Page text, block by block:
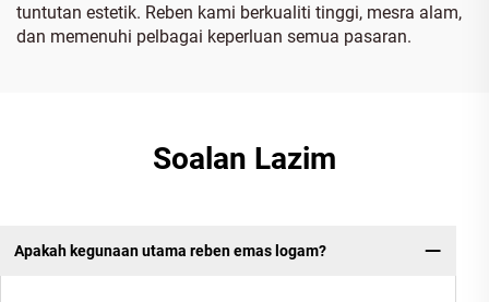
tuntutan estetik. Reben kami berkualiti tinggi, mesra alam,
dan memenuhi pelbagai keperluan semua pasaran.
Soalan Lazim
Apakah kegunaan utama reben emas logam?